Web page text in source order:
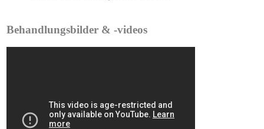
Behandlungsbilder & -videos